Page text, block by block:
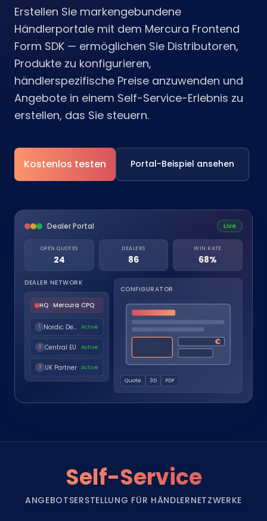
Erstellen Sie markengebundene
Händlerportale mit dem Mercura Frontend
Form SDK — ermöglichen Sie Distributoren,
Produkte zu konfigurieren,
händlerspezifische Preise anzuwenden und
Angebote in einem Self-Service-Erlebnis zu
erstellen, das Sie steuern.
Kostenlos testen Portal-Beispiel ansehen
Dealer Portal Live
OPEN QUOTES
24
DEALERS
86
WIN RATE
68%
DEALER NETWORK
HQ · Mercura CPQ
1 Nordic Dealer Active
2 Central EU Active
3 UK Partner Active
CONFIGURATOR
€
Quote 3D PDF
Self-Service
ANGEBOTSERSTELLUNG FÜR HÄNDLERNETZWERKE